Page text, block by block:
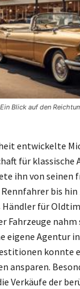
Blick auf den
entwickelte
für klassische
ihn von seinen
bis
für
Fahrzeuge nahm
eigene Agentur
konnte
ansparen.
Verkäufe der